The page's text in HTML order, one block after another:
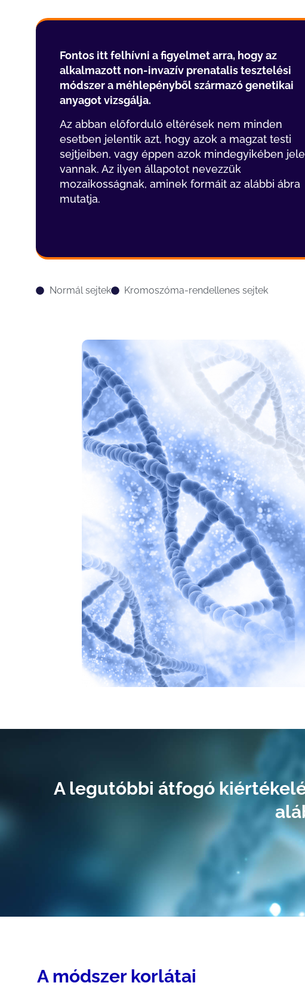
Fontos itt felhívni a figyelmet arra, hogy az
alkalmazott non-invazív prenatalis tesztelési
módszer a méhlepényből származó genetikai
anyagot vizsgálja.
Az abban előforduló eltérések nem minden
esetben jelentik azt, hogy azok a magzat testi
sejtjeiben, vagy éppen azok mindegyikében
vannak. Az ilyen állapotot nevezzük
mozaikosságnak, aminek formáit az alábbi ábra
mutatja.
Normál sejtek Kromoszóma-rendellenes sejtek
A legutóbbi átfogó
A módszer korlátai